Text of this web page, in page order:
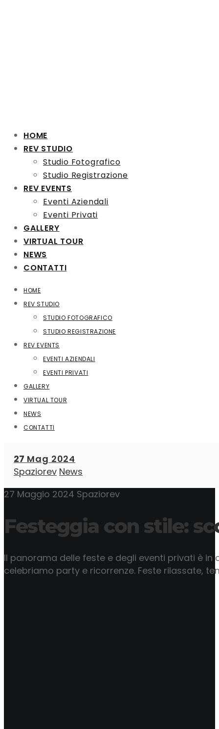
HOME
REV STUDIO
Studio Fotografico
Studio Registrazione
REV EVENTS
Eventi Aziendali
Eventi Privati
GALLERY
VIRTUAL TOUR
NEWS
CONTATTI
HOME
REV STUDIO
STUDIO FOTOGRAFICO
STUDIO REGISTRAZIONE
REV EVENTS
EVENTI AZIENDALI
EVENTI PRIVATI
GALLERY
VIRTUAL TOUR
NEWS
CONTATTI
27 Mag 2024
Spaziorev News
27 Maggio 2024 Spaziorev
Festeggia con stile:
Il panorama delle feste e degli eventi privati è in
celebriamo party e ricorrenze. Feste rilassate,